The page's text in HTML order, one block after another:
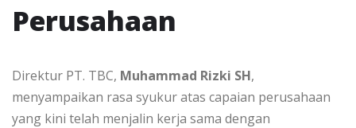
Perusahaan
Direktur PT. TBC, Muhammad Rizki SH,
menyampaikan rasa syukur atas capaian perusahaan
yang kini telah menjalin kerja sama dengan